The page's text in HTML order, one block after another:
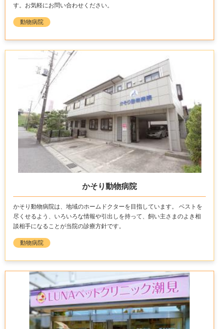
す。お気軽にお問い合わせください。
動物病院
かそり動物病院
かそり動物病院は、地域のホームドクターを目指しています。 ベストを
尽くせるよう、いろいろな情報や引出しを持って、飼い主さまのよき相
談相手になることが当院の診療方針です。
動物病院